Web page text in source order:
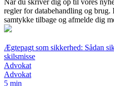
Når du skriver dig op til vores
regler for databehandling og
samtykke tilbage og afmelde dig
Ægtepagt som sikkerhed: Sådan
skilsmisse
Advokat
Advokat
5 min